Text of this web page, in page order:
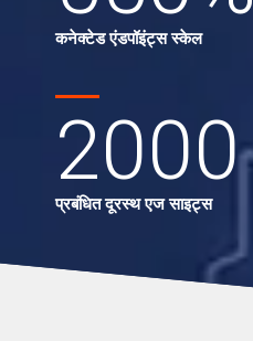
कनेक्टेड एंडपॉइंट्स स्केल
2000
प्रबंधित दूरस्थ एज साइट्स